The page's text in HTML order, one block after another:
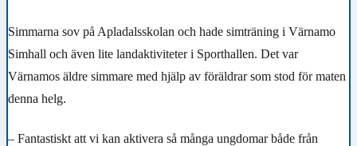
Simmarna sov på Apladalsskolan och hade simträning i Värnamo
Simhall och även lite landaktiviteter i Sporthallen. Det var
Värnamos äldre simmare med hjälp av föräldrar som stod för maten
denna helg.
– Fantastiskt att vi kan aktivera så många ungdomar både från